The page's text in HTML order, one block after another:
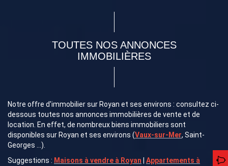
TOUTES NOS ANNONCES
IMMOBILIÈRES
Notre offre d'immobilier sur Royan et ses environs : consultez ci-
dessous toutes nos annonces immobilières de vente et de
location. En effet, de nombreux biens immobiliers sont
disponibles sur Royan et ses environs (Vaux-sur-Mer, Saint-
Georges ...).
Suggestions : Maisons à vendre à Royan
Appartements à